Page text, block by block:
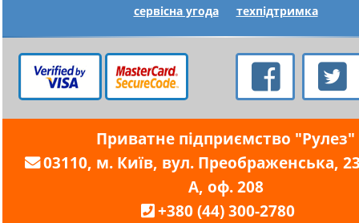
сервісна угода техпідтримка
Приватне підприємство "Рулез"
03110, м. Київ, вул. Преображенська,
А, оф. 208
+380 (44) 300-2780